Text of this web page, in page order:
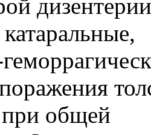
дизентерии
общей